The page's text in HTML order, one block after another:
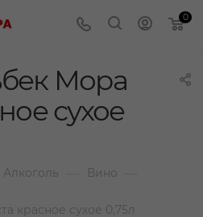
0
Мора
сухое
Алкоголь Вино
красное сухое 0,75л